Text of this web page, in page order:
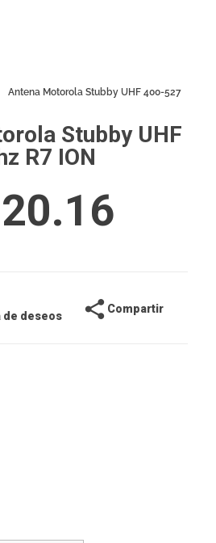
Antena Motorola Stubby UHF 400-527
Stubby UHF
R7 ION
20.16
de deseos
Compartir